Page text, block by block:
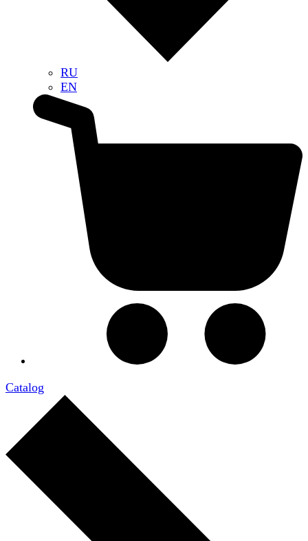
RU
EN
Catalog